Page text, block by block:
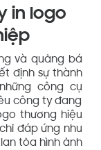
in logo
và quảng bá
định sự thành
công cụ
công ty đang
thương hiệu
đáp ứng nhu
tỏa hình ảnh